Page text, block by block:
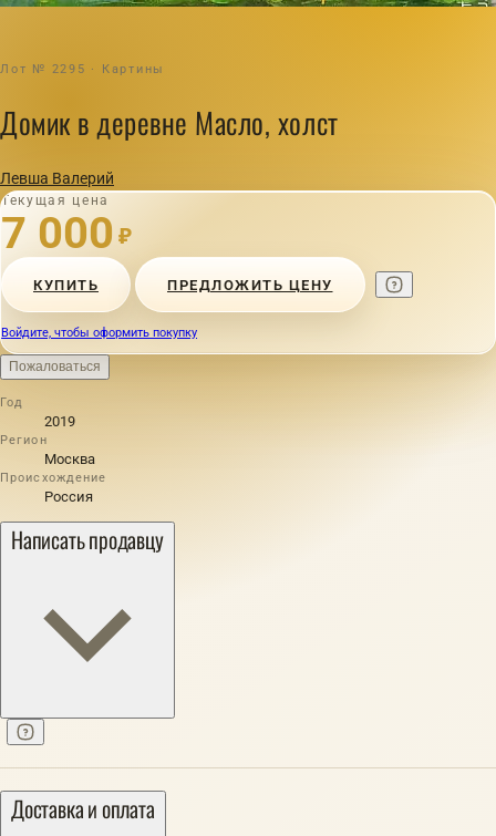
Лот № 2295 · Картины
Домик в деревне Масло, холст
Левша Валерий
Текущая цена
7 000 ₽
КУПИТЬ ПРЕДЛОЖИТЬ ЦЕНУ
Войдите, чтобы оформить покупку
Пожаловаться
Год
2019
Регион
Москва
Происхождение
Россия
Написать продавцу
Доставка и оплата